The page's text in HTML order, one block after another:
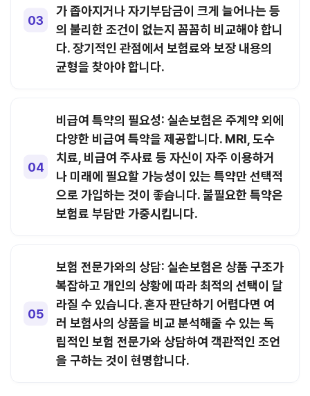
가 좁아지거나 자기부담금이 크게 늘어나는 등
의 불리한 조건이 없는지 꼼꼼히 비교해야 합니
다. 장기적인 관점에서 보험료와 보장 내용의
균형을 찾아야 합니다.
비급여 특약의 필요성: 실손보험은 주계약 외에
다양한 비급여 특약을 제공합니다. MRI, 도수
치료, 비급여 주사료 등 자신이 자주 이용하거
나 미래에 필요할 가능성이 있는 특약만 선택적
으로 가입하는 것이 좋습니다. 불필요한 특약은
보험료 부담만 가중시킵니다.
보험 전문가와의 상담: 실손보험은 상품 구조가
복잡하고 개인의 상황에 따라 최적의 선택이 달
라질 수 있습니다. 혼자 판단하기 어렵다면 여
러 보험사의 상품을 비교 분석해줄 수 있는 독
립적인 보험 전문가와 상담하여 객관적인 조언
을 구하는 것이 현명합니다.